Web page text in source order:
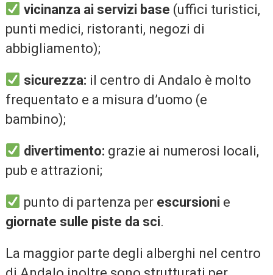
vicinanza ai servizi base (uffici turistici,
punti medici, ristoranti, negozi di
abbigliamento);
sicurezza: il centro di Andalo è molto
frequentato e a misura d’uomo (e
bambino);
divertimento: grazie ai numerosi locali,
pub e attrazioni;
punto di partenza per escursioni e
giornate sulle piste da sci.
La maggior parte degli alberghi nel centro